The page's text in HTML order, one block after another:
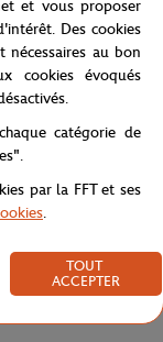
Party de Roland-
ton sur ton sur la
et vous proposer
Des cookies
au bon
cookies évoqués
catégorie de
par la FFT et ses
.
TOUT
ACCEPTER